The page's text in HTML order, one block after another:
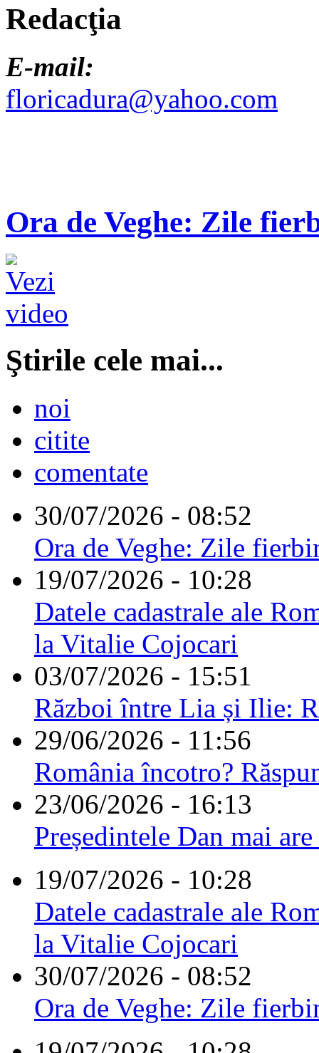
Redacţia
E-mail:
floricadura@yahoo.com
Ora de Veghe: Zile
Ştirile cele mai...
noi
citite
comentate
30/07/2026 - 08:52
Ora de Veghe: Zile
19/07/2026 - 10:28
Datele cadastrale ale
la Vitalie Cojocari
03/07/2026 - 15:51
Război între Lia și Ilie:
29/06/2026 - 11:56
România încotro?
23/06/2026 - 16:13
Președintele Dan mai
19/07/2026 - 10:28
Datele cadastrale ale
la Vitalie Cojocari
30/07/2026 - 08:52
Ora de Veghe: Zile